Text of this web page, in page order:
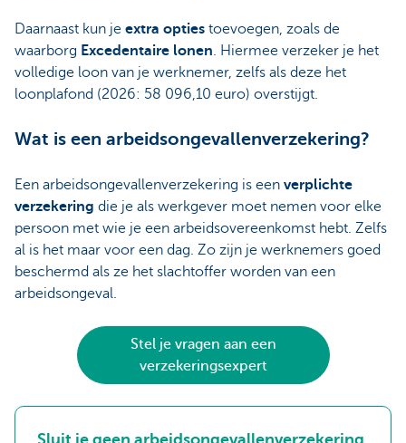
Daarnaast kun je extra opties toevoegen, zoals de
waarborg Excedentaire lonen. Hiermee verzeker je het
volledige loon van je werknemer, zelfs als deze het
loonplafond (2026: 58 096,10 euro) overstijgt.
Wat is een arbeidsongevallenverzekering?
Een arbeidsongevallenverzekering is een verplichte
verzekering die je als werkgever moet nemen voor elke
persoon met wie je een arbeidsovereenkomst hebt. Zelfs
al is het maar voor een dag. Zo zijn je werknemers goed
beschermd als ze het slachtoffer worden van een
arbeidsongeval.
Stel je vragen aan een
verzekeringsexpert